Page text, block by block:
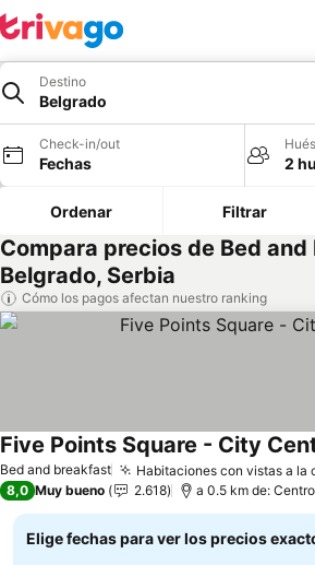
Destino
Belgrado
Check-in/out
Fechas 2
Ordenar Filtrar
Compara precios de Bed
Belgrado, Serbia
Cómo los pagos afectan nuestro ranking
Bed and breakfast Habitaciones con vistas a la
Five Points Square - City
8,0 Muy bueno 2.618 a 0.5 km de:
Elige fechas para ver los precios